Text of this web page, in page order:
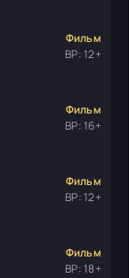
Фильм
ВР: 12+
Фильм
ВР: 16+
Фильм
ВР: 12+
Фильм
ВР: 18+